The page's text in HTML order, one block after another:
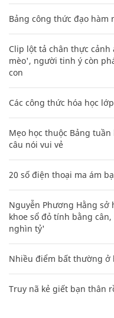
Bảng công thức đạo hàm
Clip lột tả chân thực
mèo', người tinh ý còn
con
Các công thức hóa học
Mẹo học thuộc Bảng
câu nói vui vẻ
20 số điện thoại ma ám
Nguyễn Phương Hằng
khoe sổ đỏ tính bằng
nghìn tỷ'
Nhiều điểm bất thường ở
Truy nã kẻ giết bạn thân